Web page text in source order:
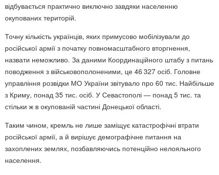
відбувається практично виключно завдяки населенню
окупованих територій.
Точну кількість українців, яких примусово мобілізували до
російської армії з початку повномасштабного вторгнення,
назвати неможливо. За даними Координаційного штабу з питань
поводження з військовополоненими, це 46 327 осіб. Головне
управління розвідки МО України звітувало про 60 тис. Найбільше
з Криму, понад 35 тис. осіб. У Севастополі — понад 5 тис. та
стільки ж в окупованій частині Донецької області.
Таким чином, кремль не лише заміщує катастрофічні втрати
російської армії, а й вирішує демографічне питання на
захоплених землях, позбавляючись потенційно нелояльного
населення.